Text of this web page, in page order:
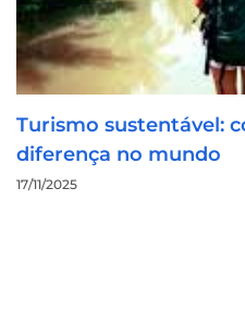
Turismo sustentável:
diferença no mundo
17/11/2025